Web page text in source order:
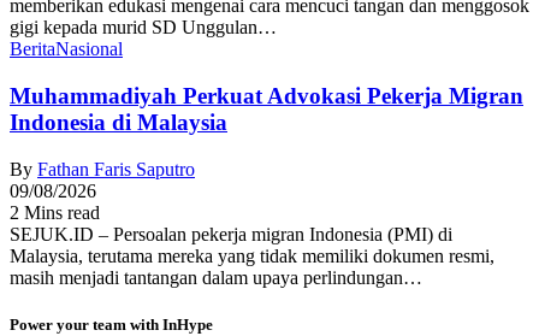
memberikan edukasi mengenai cara mencuci tangan dan menggosok
gigi kepada murid SD Unggulan…
BeritaNasional
Muhammadiyah Perkuat Advokasi Pekerja Migran
Indonesia di Malaysia
By Fathan Faris Saputro
09/08/2026
2 Mins read
SEJUK.ID – Persoalan pekerja migran Indonesia (PMI) di
Malaysia, terutama mereka yang tidak memiliki dokumen resmi,
masih menjadi tantangan dalam upaya perlindungan…
Power your team with InHype